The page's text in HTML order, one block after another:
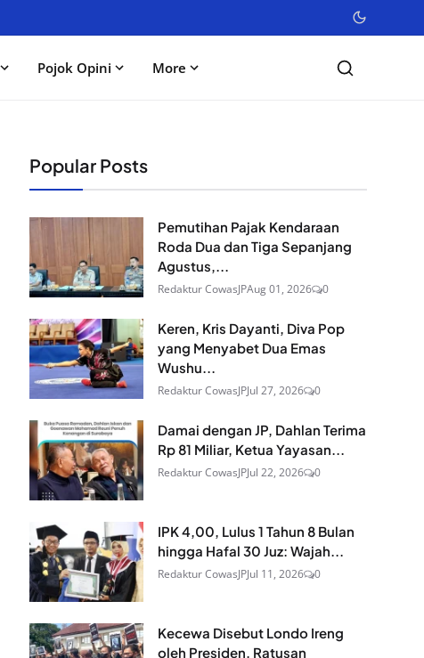
Pojok Opini More
Popular Posts
Pemutihan Pajak Kendaraan
Roda Dua dan Tiga Sepanjang
Agustus,...
Redaktur CowasJPAug 01, 2026 0
Keren, Kris Dayanti, Diva Pop
yang Menyabet Dua Emas
Wushu...
Redaktur CowasJPJul 27, 2026 0
Damai dengan JP, Dahlan Terima
Rp 81 Miliar, Ketua Yayasan...
Redaktur CowasJPJul 22, 2026 0
IPK 4,00, Lulus 1 Tahun 8 Bulan
hingga Hafal 30 Juz: Wajah...
Redaktur CowasJPJul 11, 2026 0
Kecewa Disebut Londo Ireng
oleh Presiden, Ratusan